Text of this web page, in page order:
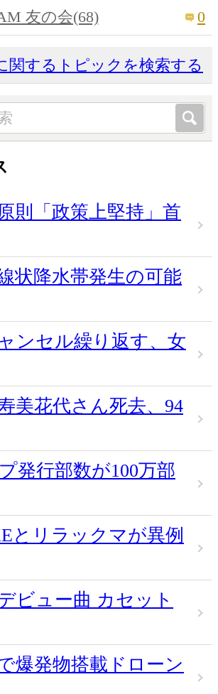
友の会(68) 0
関するトピックを検索する
則「政策上堅持」首
状降水帯発生の可能
ンセル繰り返す、女
美花代さん死去、94
発行部数が100万部
とリラックマが異例
ビュー曲 カセット
爆発物搭載ドローン